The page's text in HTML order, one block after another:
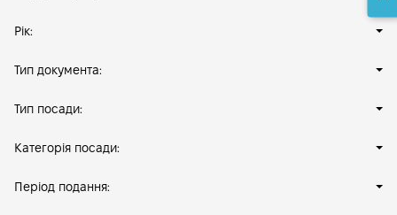
Рік:
Тип документа:
Тип посади:
Категорія посади:
Період подання: